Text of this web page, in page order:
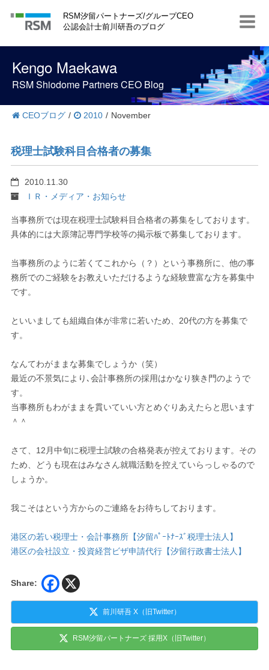
t
RSM汐留パートナーズ/グループCEO
公認会計士前川研吾のブログ
Kengo Maekawa
RSM Shiodome Partners CEO Blog
CEOブログ / 2010 / November
税理士試験科目合格者の募集
2010.11.30
ＩＲ・メディア・お知らせ
当事務所では現在税理士試験科目合格者の募集をしております。
具体的には大原簿記専門学校等の掲示板で募集しております。
当事務所のように若くてこれから（？）という事務所に、他の事
務所でのご経験をお教えいただけるような経験豊富な方を募集中
です。
といいましても組織自体が非常に若いため、20代の方を募集で
す。
なんてわがままな募集でしょうか（笑）
最近の不景気により､会計事務所の採用はかなり狭き門のようで
す。
当事務所もわがままを貫いていい方とめぐりあえたらと思います
＾＾
さて、12月中旬に税理士試験の合格発表が控えております。その
ため、どうも現在はみなさん就職活動を控えていらっしゃるので
しょうか。
我こそはという方からのご連絡をお待ちしております。
港区の若い税理士・会計事務所【汐留ﾊﾟｰﾄﾅｰｽﾞ税理士法人】
港区の会社設立・投資経営ビザ申請代行【汐留行政書士法人】
Share:
前川研吾 X（旧Twitter）
RSM汐留パートナーズ 採用X（旧Twitter）